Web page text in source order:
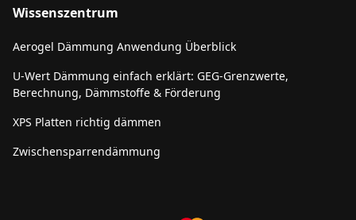
Wissenszentrum
Aerogel Dämmung Anwendung Überblick
U-Wert Dämmung einfach erklärt: GEG-Grenzwerte,
Berechnung, Dämmstoffe & Förderung
XPS Platten richtig dämmen
Zwischensparrendämmung